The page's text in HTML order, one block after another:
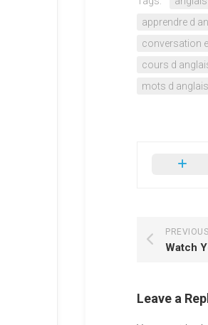
apprendre d
conversation
cours d
mots d
PREVIOUS
Leave a